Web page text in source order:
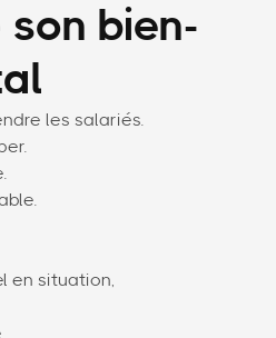
bien-
les salariés.
en situation,